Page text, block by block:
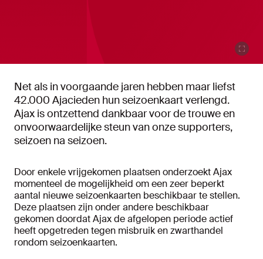
Net als in voorgaande jaren hebben maar liefst
42.000 Ajacieden hun seizoenkaart verlengd.
Ajax is ontzettend dankbaar voor de trouwe en
onvoorwaardelijke steun van onze supporters,
seizoen na seizoen.
Door enkele vrijgekomen plaatsen onderzoekt Ajax
momenteel de mogelijkheid om een zeer beperkt
aantal nieuwe seizoenkaarten beschikbaar te stellen.
Deze plaatsen zijn onder andere beschikbaar
gekomen doordat Ajax de afgelopen periode actief
heeft opgetreden tegen misbruik en zwarthandel
rondom seizoenkaarten.